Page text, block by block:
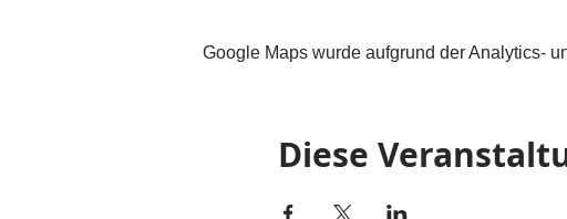
Google Maps wurde aufgrund der Analytics-
Diese